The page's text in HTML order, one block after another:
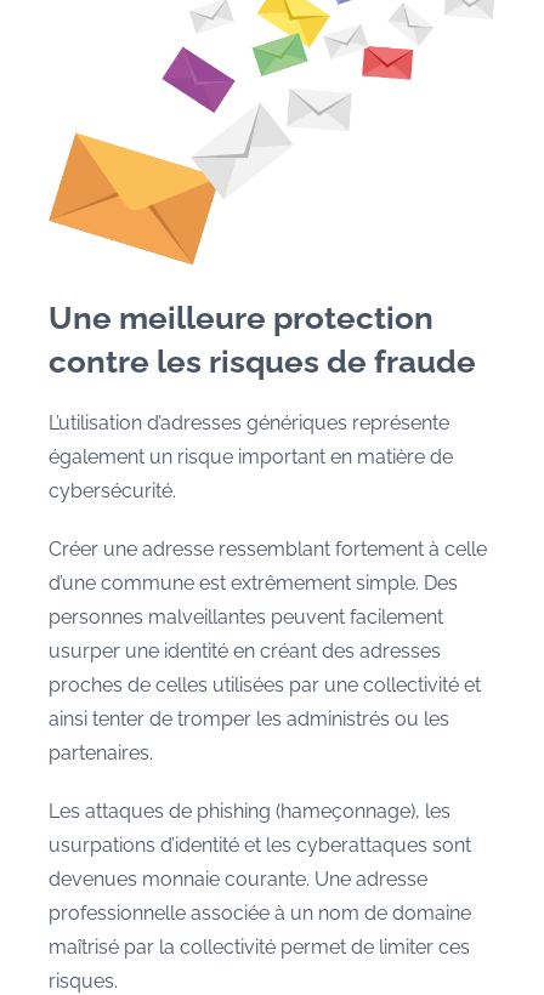
Une meilleure protection
contre les risques de fraude
L’utilisation d’adresses génériques représente
également un risque important en matière de
cybersécurité.
Créer une adresse ressemblant fortement à celle
d’une commune est extrêmement simple. Des
personnes malveillantes peuvent facilement
usurper une identité en créant des adresses
proches de celles utilisées par une collectivité et
ainsi tenter de tromper les administrés ou les
partenaires.
Les attaques de phishing (hameçonnage), les
usurpations d’identité et les cyberattaques sont
devenues monnaie courante. Une adresse
professionnelle associée à un nom de domaine
maîtrisé par la collectivité permet de limiter ces
risques.